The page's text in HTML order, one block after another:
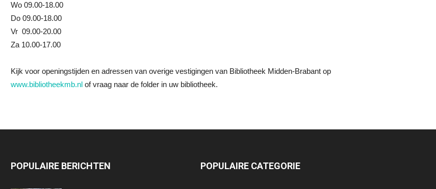
Wo 09.00-18.00
Do 09.00-18.00
Vr 09.00-20.00
Za 10.00-17.00
Kijk voor openingstijden en adressen van overige vestigingen van Bibliotheek Midden-Brabant op
www.bibliotheekmb.nl of vraag naar de folder in uw bibliotheek.
POPULAIRE BERICHTEN POPULAIRE CATEGORIE